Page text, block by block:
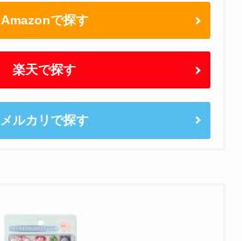
Amazonで探す
楽天で探す
メルカリで探す